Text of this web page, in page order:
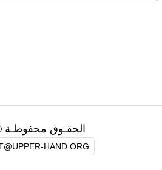
الحقـوق محفوظـة ©
HAND.ORG